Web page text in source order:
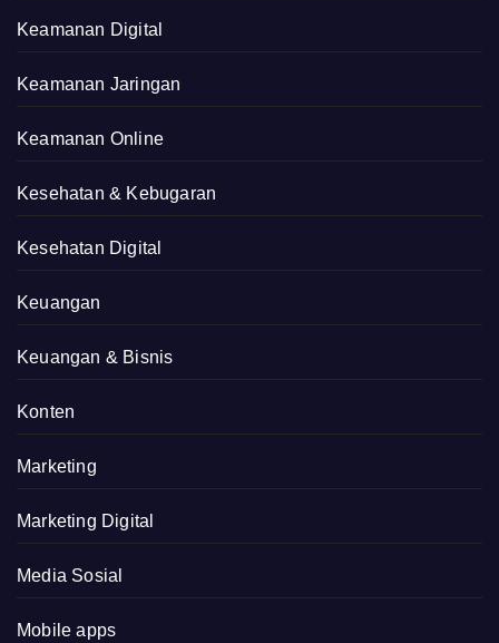
Keamanan Digital
Keamanan Jaringan
Keamanan Online
Kesehatan & Kebugaran
Kesehatan Digital
Keuangan
Keuangan & Bisnis
Konten
Marketing
Marketing Digital
Media Sosial
Mobile apps